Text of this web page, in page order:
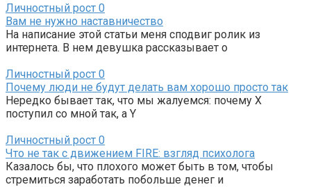
Личностный рост 0
Вам не нужно наставничество
На написание этой статьи меня сподвиг ролик из
интернета. В нем девушка рассказывает о
Личностный рост 0
Почему люди не будут делать вам хорошо просто так
Нередко бывает так, что мы жалуемся: почему X
поступил со мной так, а Y
Личностный рост 0
Что не так с движением FIRE: взгляд психолога
Казалось бы, что плохого может быть в том, чтобы
стремиться заработать побольше денег и